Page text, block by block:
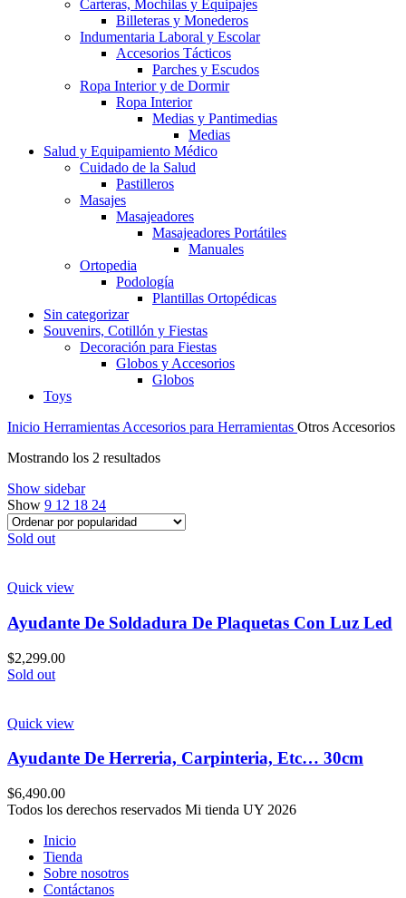
Carteras, Mochilas y Equipajes
Billeteras y Monederos
Indumentaria Laboral y Escolar
Accesorios Tácticos
Parches y Escudos
Ropa Interior y de Dormir
Ropa Interior
Medias y Pantimedias
Medias
Salud y Equipamiento Médico
Cuidado de la Salud
Pastilleros
Masajes
Masajeadores
Masajeadores Portátiles
Manuales
Ortopedia
Podología
Plantillas Ortopédicas
Sin categorizar
Souvenirs, Cotillón y Fiestas
Decoración para Fiestas
Globos y Accesorios
Globos
Toys
Inicio Herramientas Accesorios para Herramientas Otros Accesorios
Mostrando los 2 resultadosOrdenado
Show sidebar
Show 9 12 18 24
Sold out
Quick view
Ayudante De Soldadura De Plaquetas Con Luz Led
$2,299.00
Sold out
Quick view
Ayudante De Herreria, Carpinteria, Etc… 30cm
$6,490.00
Todos los derechos reservados Mi tienda UY 2026
Inicio
Tienda
Sobre nosotros
Contáctanos